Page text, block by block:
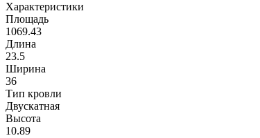
Характеристики
Площадь
1069.43
Длина
23.5
Ширина
36
Тип кровли
Двускатная
Высота
10.89